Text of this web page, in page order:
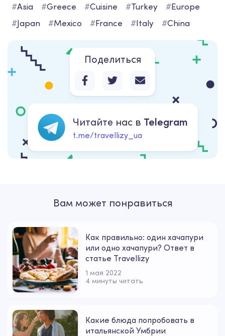
#Asia #Greece #Cuisine #Turkey #Europe
#Japan #Mexico #France #Italy #China
Поделиться
Читайте нас в Telegram
t.me/travellizy_ua
Вам может понравиться
Как правильно: один хачапури
или одно хачапури? Ответ в
статье Travellizy
1 мая 2022
4 минуты читать
Какие блюда попробовать в
итальянской Умбрии